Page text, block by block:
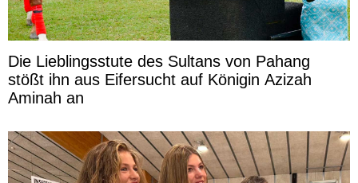
Die Lieblingsstute des Sultans von Pahang
stößt ihn aus Eifersucht auf Königin Azizah
Aminah an